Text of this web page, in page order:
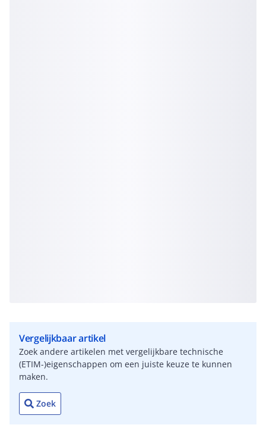
Vergelijkbaar artikel
Zoek andere artikelen met vergelijkbare technische
(ETIM-)eigenschappen om een juiste keuze te kunnen
maken.
Zoek